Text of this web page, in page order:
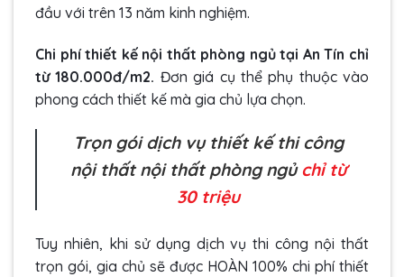
đầu với trên 13 năm kinh nghiệm.
Chi phí thiết kế nội thất phòng ngủ tại An Tín chỉ
từ 180.000đ/m2. Đơn giá cụ thể phụ thuộc vào
phong cách thiết kế mà gia chủ lựa chọn.
Trọn gói dịch vụ thiết kế thi công
nội thất nội thất phòng ngủchỉ từ
30 triệu
Tuy nhiên, khi sử dụng dịch vụ thi công nội thất
trọn gói, gia chủ sẽ được HOÀN 100% chi phí thiết